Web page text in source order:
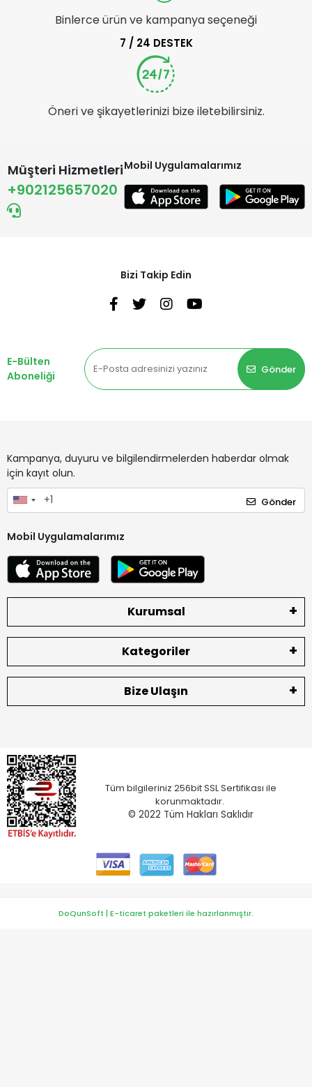
Binlerce ürün ve kampanya seçeneği
7 / 24 DESTEK
Öneri ve şikayetlerinizi bize iletebilirsiniz.
Müşteri Hizmetleri
+902125657020
Mobil Uygulamalarımız
Bizi Takip Edin
E-Bülten
Aboneliği
Gönder
Kampanya, duyuru ve bilgilendirmelerden haberdar olmak
için kayıt olun.
Gönder
Mobil Uygulamalarımız
Kurumsal
Kategoriler
Bize Ulaşın
Tüm bilgileriniz 256bit SSL Sertifikası ile
korunmaktadır.
© 2022 Tüm Hakları Saklıdır
DoQunSoft | E-ticaret paketleri ile hazırlanmıştır.